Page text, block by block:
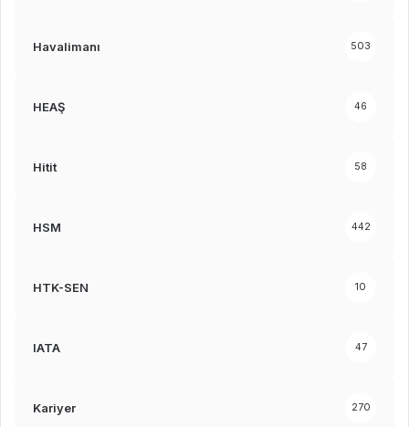
Havalimanı 503
HEAŞ 46
Hitit 58
HSM 442
HTK-SEN 10
IATA 47
Kariyer 270